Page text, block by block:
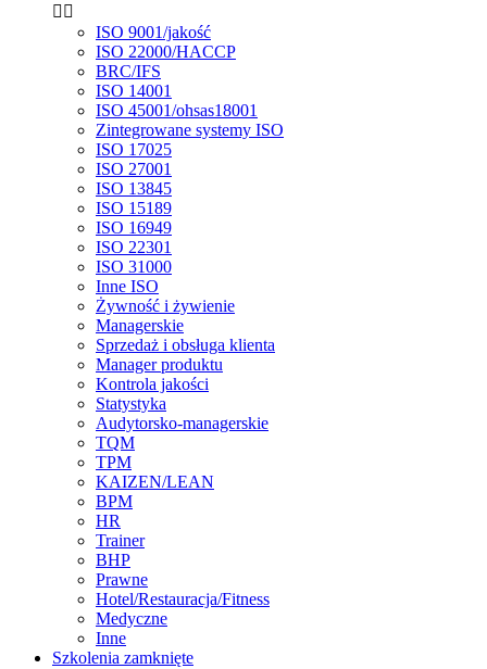
 
ISO 9001/jakość
ISO 22000/HACCP
BRC/IFS
ISO 14001
ISO 45001/ohsas18001
Zintegrowane systemy ISO
ISO 17025
ISO 27001
ISO 13845
ISO 15189
ISO 16949
ISO 22301
ISO 31000
Inne ISO
Żywność i żywienie
Managerskie
Sprzedaż i obsługa klienta
Manager produktu
Kontrola jakości
Statystyka
Audytorsko-managerskie
TQM
TPM
KAIZEN/LEAN
BPM
HR
Trainer
BHP
Prawne
Hotel/Restauracja/Fitness
Medyczne
Inne
Szkolenia zamknięte